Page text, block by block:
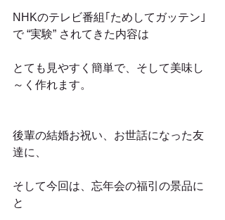
NHKのテレビ番組｢ためしてガッテン｣
で “実験” されてきた内容は
とても見やすく簡単で、そして美味し
～く作れます。
後輩の結婚お祝い、お世話になった友
達に、
そして今回は、忘年会の福引の景品に
と